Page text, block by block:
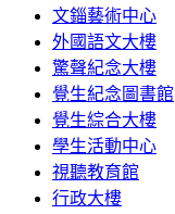
文錙藝術中心
外國語文大樓
驚聲紀念大樓
覺生紀念圖書館
覺生綜合大樓
學生活動中心
視聽教育館
行政大樓